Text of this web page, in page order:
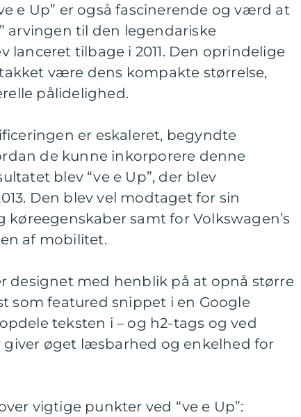
e Up” er også fascinerende og værd at
arvingen til den legendariske
lanceret tilbage i 2011. Den oprindelige
være dens kompakte størrelse,
pålidelighed.
er eskaleret, begyndte
de kunne inkorporere denne
blev “ve e Up”, der blev
Den blev vel modtaget for sin
samt for Volkswagen’s
af mobilitet.
designet med henblik på at opnå større
som featured snippet i en Google
teksten i – og h2-tags og ved
øget læsbarhed og enkelhed for
vigtige punkter ved “ve e Up”: